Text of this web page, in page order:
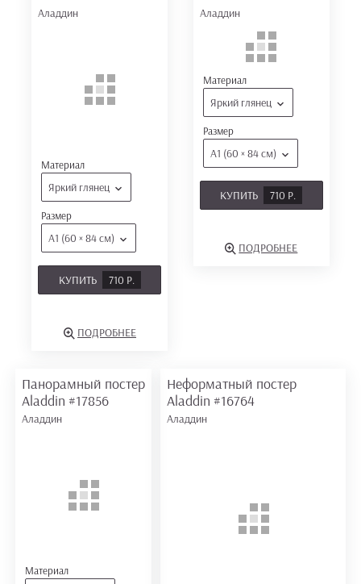
Аладдин
Материал
Яркий глянец
Размер
А1 (60 × 84 см)
КУПИТЬ 710 Р.
ПОДРОБНЕЕ
Аладдин
Материал
Яркий глянец
Размер
А1 (60 × 84 см)
КУПИТЬ 710 Р.
ПОДРОБНЕЕ
Панорамный постер
Aladdin #17856
Аладдин
Материал
Неформатный постер
Aladdin #16764
Аладдин